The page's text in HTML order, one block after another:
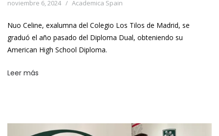
noviembre 6, 2024 Academica Spain
Nuo Celine, exalumna del Colegio Los Tilos de Madrid, se
graduó el año pasado del Diploma Dual, obteniendo su
American High School Diploma.
Leer más